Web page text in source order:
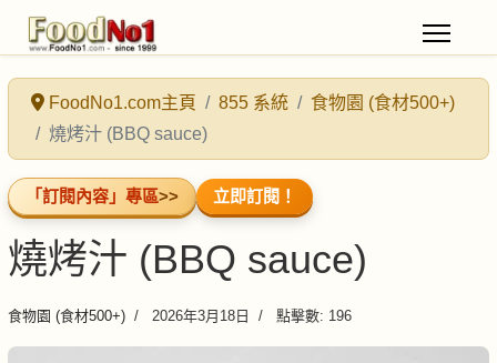
FoodNo1.com主頁 855 系統
食物園 (食材500+)
燒烤汁 (BBQ sauce)
「訂閱內容」專區>> 立即訂閱！
燒烤汁 (BBQ sauce)
食物園 (食材500+) 2026年3月18日 點擊數: 196